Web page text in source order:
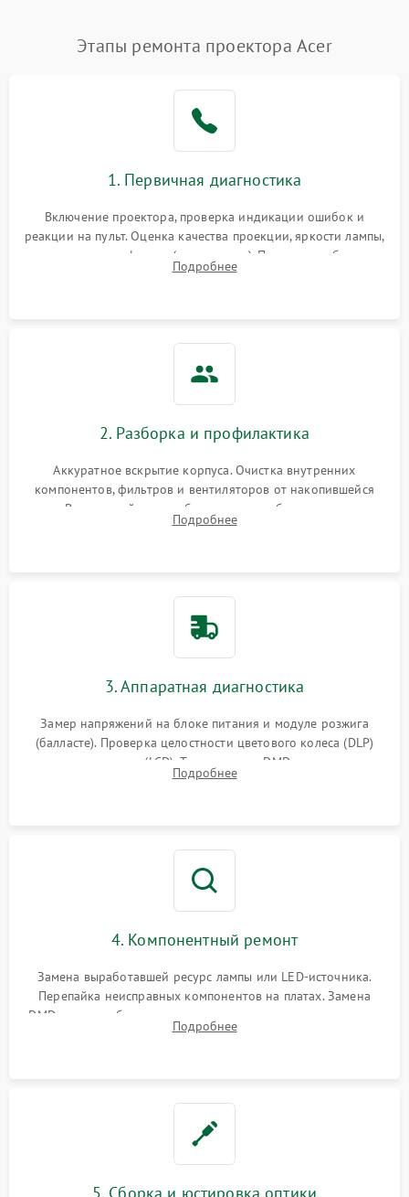
Нестабильная яркость или
контраст
4000 ₽ Подробнее →
Неравномерная подсветка
автоматическая коррекция
трапеции (Keystone)
Проблемы с
масштабированием
Подробнее →
Этапы ремонта проектора Acer
1. Первичная диагностика
Включение проектора, проверка индикации ошибок и
реакции на пульт. Оценка качества проекции, яркости лампы,
наличия артефактов (точки, пятна). Проверка работы
системы охлаждения по уровню шума вентиляторов.
Подробнее
2. Разборка и профилактика
Аккуратное вскрытие корпуса. Очистка внутренних
компонентов, фильтров и вентиляторов от накопившейся
пыли. Визуальный осмотр блока питания, балласта лампы и
материнской платы на наличие прогаров или вздутых
Подробнее
3. Аппаратная диагностика
Замер напряжений на блоке питания и модуле розжига
(балласте). Проверка целостности цветового колеса (DLP)
или поляризаторов (LCD). Тестирование DMD-чипа, датчиков
температуры и оптопар с помощью мультиметра и
Подробнее
4. Компонентный ремонт
Замена выработавшей ресурс лампы или LED-источника.
Перепайка неисправных компонентов на платах. Замена
DMD-чипа при битых пикселях, установка нового цветового
колеса или восстановление сгоревших поляризационных
Подробнее